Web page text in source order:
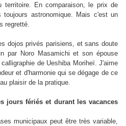
territoire. En comparaison, le prix de
astronomique. Mais c'est un
regretté.
dojos privés parisiens, et sans doute
par Noro Masamichi et son épouse
de Ueshiba Moriheï. J'aime
et d'harmonie qui se dégage de ce
plaisir de la pratique.
jours fériés et durant les vacances
municipaux peut être très variable,